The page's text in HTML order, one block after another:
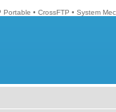
Portable • CrossFTP • System